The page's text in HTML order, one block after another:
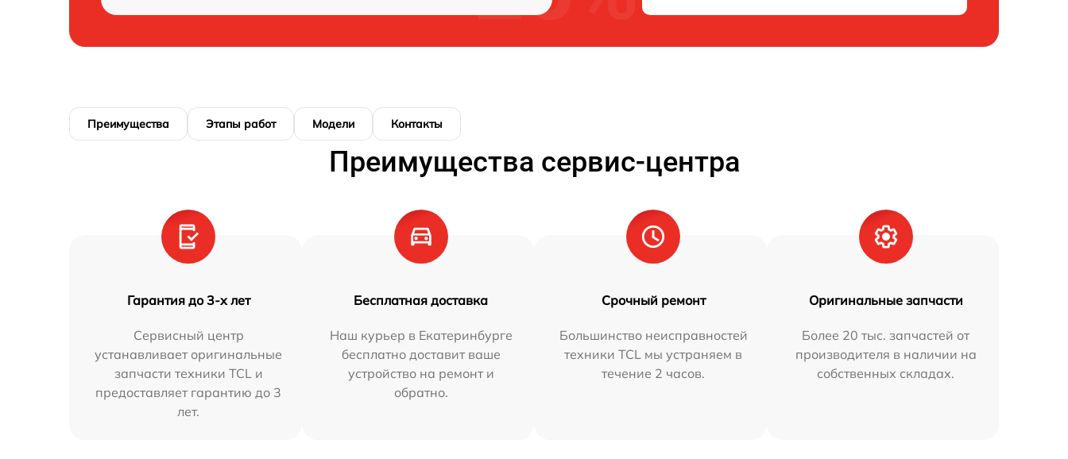
Преимущества Этапы работ Модели Контакты
Преимущества сервис-центра
Гарантия до 3-х лет
Сервисный центр
устанавливает оригинальные
запчасти техники TCL и
предоставляет гарантию до 3
лет.
Бесплатная доставка
Наш курьер в Екатеринбурге
бесплатно доставит ваше
устройство на ремонт и
обратно.
Срочный ремонт
Большинство неисправностей
техники TCL мы устраняем в
течение 2 часов.
Оригинальные запчасти
Более 20 тыс. запчастей от
производителя в наличии на
собственных складах.